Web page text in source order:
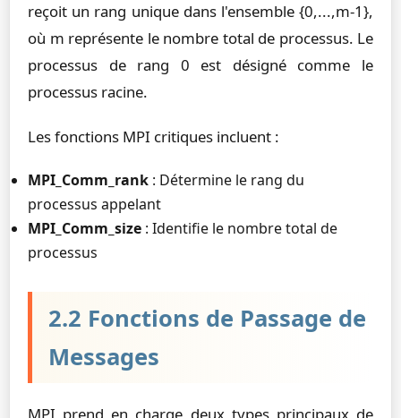
reçoit un rang unique dans l'ensemble {0,...,m-1},
où m représente le nombre total de processus. Le
processus de rang 0 est désigné comme le
processus racine.
Les fonctions MPI critiques incluent :
MPI_Comm_rank : Détermine le rang du
processus appelant
MPI_Comm_size : Identifie le nombre total de
processus
2.2 Fonctions de Passage de
Messages